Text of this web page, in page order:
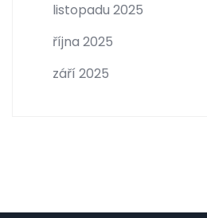
listopadu 2025
října 2025
září 2025